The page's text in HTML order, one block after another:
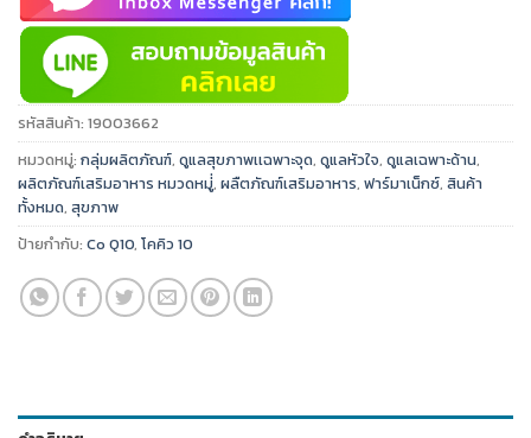
รหัสสินค้า: 19003662
หมวดหมู่: กลุ่มผลิตภัณฑ์, ดูแลสุขภาพเเฉพาะจุด, ดูแลหัวใจ, ดูแลเฉพาะด้าน,
ผลิตภัณฑ์เสริมอาหาร หมวดหมู่่, ผลืตภัณฑ์เสริมอาหาร, ฟาร์มาเน็กซ์, สินค้า
ทั้งหมด, สุขภาพ
ป้ายกำกับ: Co Q10, โคคิว 10